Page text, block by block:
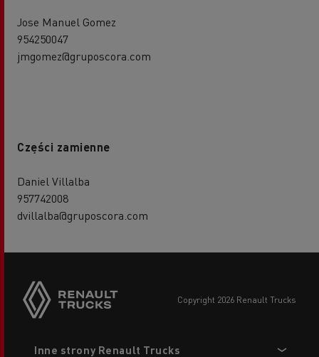
Jose Manuel Gomez
954250047
jmgomez@gruposcora.com
Części zamienne
Daniel Villalba
957742008
dvillalba@gruposcora.com
copyright 2026 Renault Trucks
Inne strony Renault Trucks